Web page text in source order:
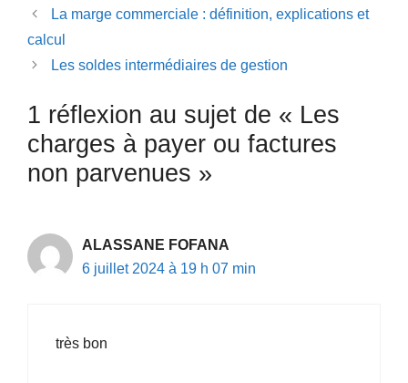
La marge commerciale : définition, explications et
calcul
Les soldes intermédiaires de gestion
1 réflexion au sujet de « Les
charges à payer ou factures
non parvenues »
ALASSANE FOFANA
6 juillet 2024 à 19 h 07 min
très bon